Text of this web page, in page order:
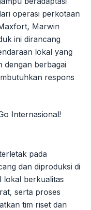
operasi perkotaan
Marwin
ini dirancang
lokal yang
dengan berbagai
respons
pada
dan diproduksi di
lokal berkualitas
serta proses
tim riset dan